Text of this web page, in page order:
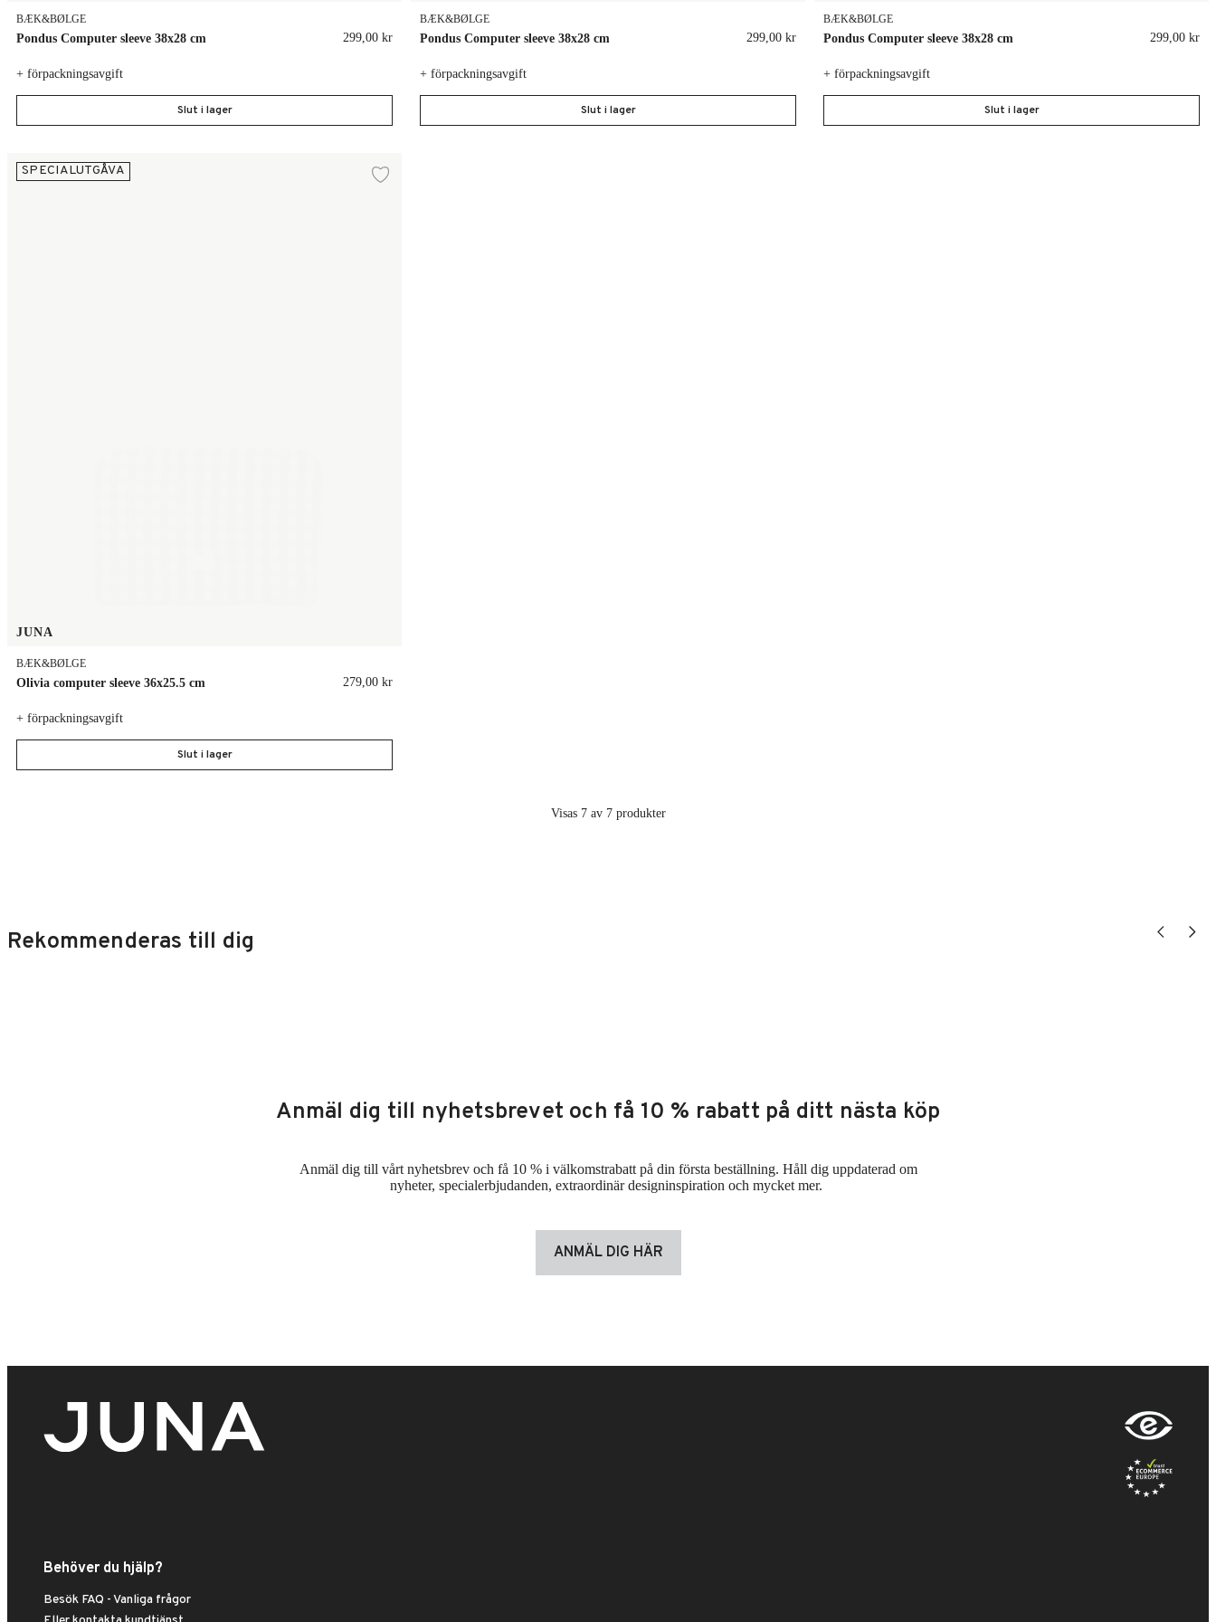
BÆK&BØLGE
Pondus Computer sleeve 38x28 cm 299,00 kr
+ förpackningsavgift
Slut i lager
BÆK&BØLGE
Pondus Computer sleeve 38x28 cm 299,00 kr
+ förpackningsavgift
Slut i lager
BÆK&BØLGE
Pondus Computer sleeve 38x28 cm 299,00 kr
+ förpackningsavgift
Slut i lager
Olivia computer sleeve 36x25.5 cm
SPECIALUTGÅVA
Lägg till i önskelista
JUNA
BÆK&BØLGE
Olivia computer sleeve 36x25.5 cm 279,00 kr
+ förpackningsavgift
Slut i lager
Visas 7 av 7 produkter
Rekommenderas till dig Visa tidigare
Visa
Anmäl dig till nyhetsbrevet och få 10 % rabatt på ditt nästa köp
Anmäl dig till vårt nyhetsbrev och få 10 % i välkomstrabatt på din första beställning. Håll dig uppdaterad om
nyheter, specialerbjudanden, extraordinär designinspiration och mycket mer.
ANMÄL DIG HÄR
Behöver du hjälp?
Besök FAQ - Vanliga frågor